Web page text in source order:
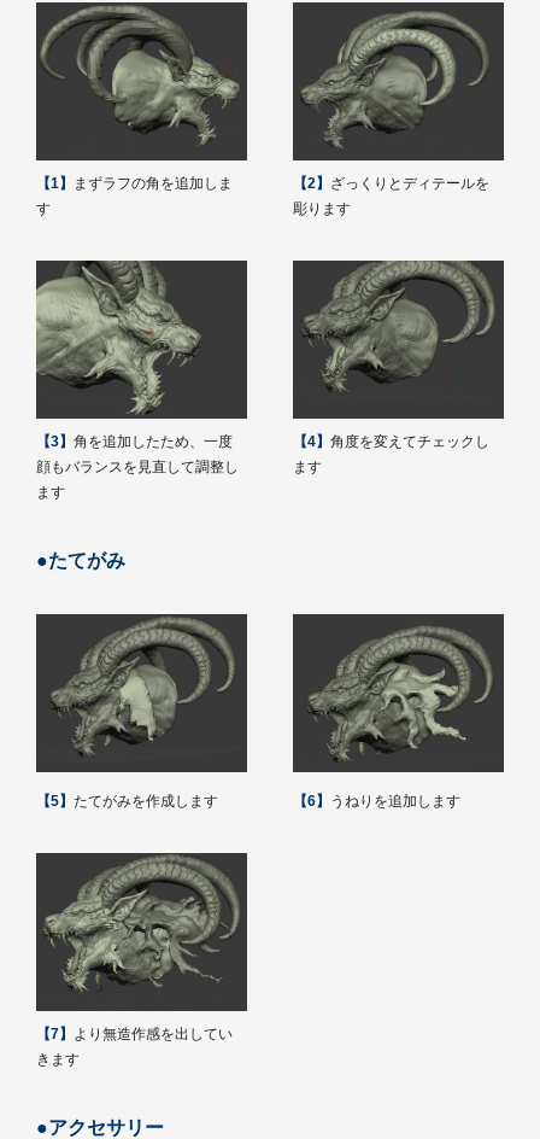
【1】
まずラフの角を追加しま
す
【2】 ざっくりとディテールを
彫ります
【3】 角を追加したため、一度
顔もバランスを見直して調整し
ます
【4】角度を変えてチェックし
ます
●たてがみ
【5】 たてがみを作成します 【6】 うねりを追加します
【7】 より無造作感を出してい
きます
●アクセサリー